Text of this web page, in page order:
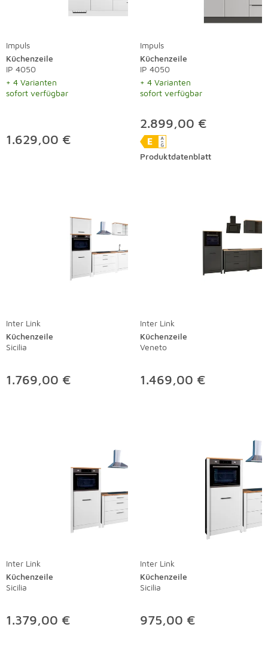
Impuls
Küchenzeile
IP 4050
+ 4 Varianten
sofort verfügbar
1.629,00 €
Impuls
Küchenzeile
IP 4050
+ 4 Varianten
sofort verfügbar
2.899,00 €
Produktdatenblatt
Inter Link
Küchenzeile
Sicilia
1.769,00 €
Inter Link
Küchenzeile
Veneto
1.469,00 €
Inter Link
Küchenzeile
Sicilia
1.379,00 €
Inter Link
Küchenzeile
Sicilia
975,00 €